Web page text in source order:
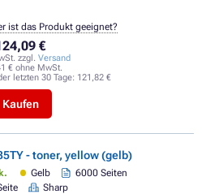
€
zzgl. Versand
€ ohne MwSt.
letzten 30 Tage: 121,82 €
Kaufen
ist das Produkt geeignet?
- toner, yellow (gelb)
Gelb
6000 Seiten
Sharp